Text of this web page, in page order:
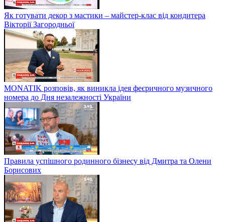
Як готувати декор з мастики – майстер-клас від кондитера
Вікторії Загородньої
MONATIK розповів, як виникла ідея феєричного музичного
номера до Дня незалежності України
Правила успішного родинного бізнесу від Дмитра та Олени
Борисових